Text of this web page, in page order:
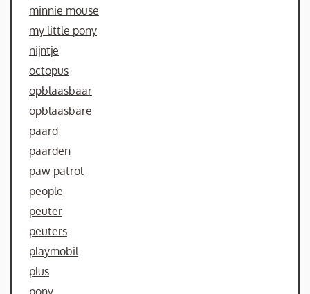
minnie mouse
my little pony
nijntje
octopus
opblaasbaar
opblaasbare
paard
paarden
paw patrol
people
peuter
peuters
playmobil
plus